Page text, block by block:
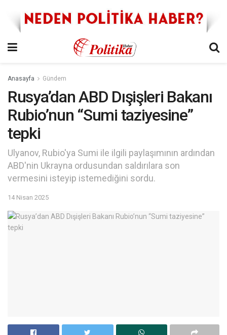
Anasayfa Gündem
Rusya’dan ABD Dışişleri Bakanı
Rubio’nun “Sumi taziyesine”
tepki
Ulyanov, Rubio'ya Sumi ile ilgili paylaşımının ardından
ABD'nin Ukrayna ordusundan saldırılara son
vermesini isteyip istemediğini sordu.
14 Nisan 2025